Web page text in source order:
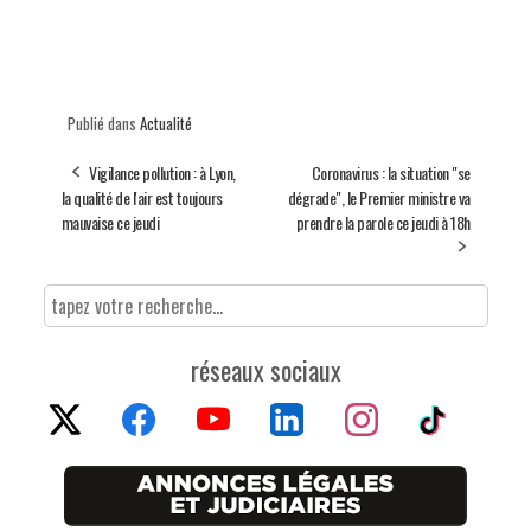
Publié dans Actualité
Vigilance pollution : à Lyon,
la qualité de l'air est toujours
mauvaise ce jeudi
Coronavirus : la situation "se
dégrade", le Premier ministre va
prendre la parole ce jeudi à 18h
réseaux sociaux